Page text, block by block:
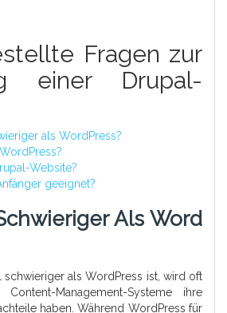
Fragen zur
einer Drupal-
als WordPress?
Website?
geeignet?
Als Word
schwieriger als WordPress ist, wird oft
Management-Systeme ihre
haben. Während WordPress für